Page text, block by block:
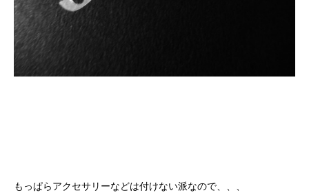
もっぱらアクセサリーなどは付けない派なので、、、